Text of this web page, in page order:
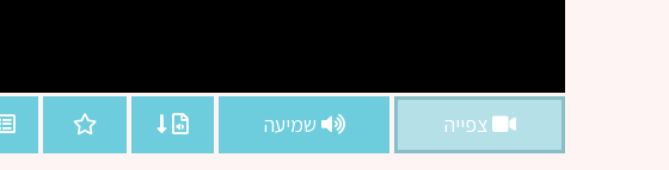
צפייה שמיעה